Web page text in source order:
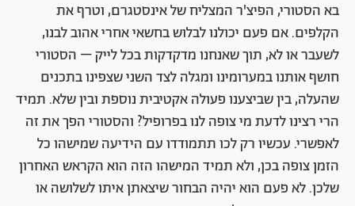
בא הסטורי, הפיצ'ר המצליח של אינסטגרם, וטרף את
הקלפים. אם פעם יכולנו לבלוש בחשאי אחרי אהוב לבנו,
לשעבר או לא, תוך שאנחנו מדקדקות בכל לייק – הסטורי
חושף אותנו במערומינו ומגלה לצד השני שצפינו בתכנים
שהעלה, בין שביצענו פעולה אקטיבית נוספת ובין שלא. תמיד
הרי רצינו לדעת מי צופה לנו בפרופיל? והסטורי הפך את זה
לאפשרי. עכשיו רק לכו תתמודדו עם הידיעה שמישהו כל
הזמן צופה בכן, ולא תמיד המישהו הזה הוא הקראש האחרון
שלכן. לא פעם הוא יהיה הבחור שיצאתן איתו לשלושה או